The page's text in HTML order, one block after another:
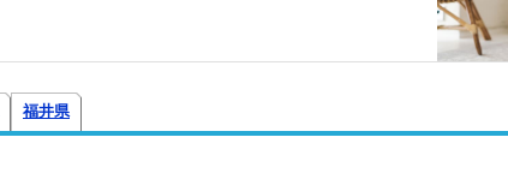
福井県